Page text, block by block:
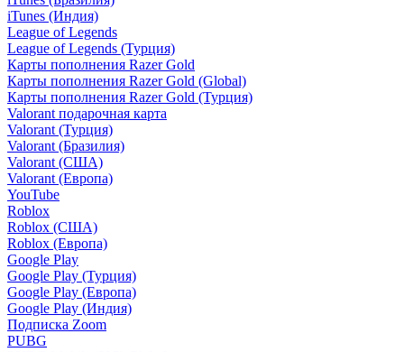
iTunes (Индия)
League of Legends
League of Legends (Турция)
Карты пополнения Razer Gold
Карты пополнения Razer Gold (Global)
Карты пополнения Razer Gold (Турция)
Valorant подарочная карта
Valorant (Турция)
Valorant (Бразилия)
Valorant (США)
Valorant (Европа)
YouTube
Roblox
Roblox (США)
Roblox (Европа)
Google Play
Google Play (Турция)
Google Play (Европа)
Google Play (Индия)
Подписка Zoom
PUBG